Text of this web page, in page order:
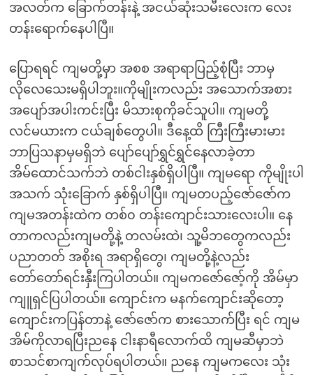
အလတ်က ခြောက်တန်းနဲ့ အငယ်ဆုံးသမီးလေးက လေး
တန်းရောက်နေပါပြီ။
ပြောရရင် ကျမတို့မှာ အစစ အရာရာပြည့်စုံပြီး ဘာမှ
လိုလေသေးမရှိပါဘူး။ကိုမျိုးကလည်း အသောက်အစား
အပျော်အပါးကင်းပြီး မိသားစုကိုခင်သူပါ။ ကျမတို့
လင်မယားက ငယ်ချစ်တွေပါ။ ဒီနေ့ထိ ကြီးကြီးမားမား
ဘာပြသနာမှမရှိဘဲ ပျော်ပျော်ရွှင်ရွှင်နေလာခဲ့တာ
အိမ်ထောင်သက်ဘဲ တစ်ငါးနှစ်ရှိပါပြီ။ ကျမရော ကိုမျိုးပါ
အသက် သုံးခြောက် နှစ်ရှိပါပြီ။ ကျမတပည့်ဇော်ဇော်က
ကျမအတန်းထဲက တစ်၀ တန်းကျောင်းသားလေးပါ။ နေ
တာကလည်းကျမတို့နဲ့ တလမ်းထဲ၊ သူ့မိဘတွေကလည်း
ပညာတတ် အစိုးရ အရာရှိတွေ၊ ကျမတို့နဲ့လည်း
တော်တော်ရင်းနှီးကြပါတယ်။ ကျမကဇော်ဇော့်ကို အိမ်မှာ
ကျူရှင်ပြပါတယ်။ ကျောင်းက မနက်ကျောင်းဆိုတော့
ကျောင်းကပြန်တာနဲ့ ဇော်ဇော်က စားသောက်ပြီး ရင် ကျမ
အိမ်ကိုလာရပြီးညနေ ငါးနာရီလောက်ထိ ကျမဆီမှာဘဲ
စာသင်စာကျက်လုပ်ရပါတယ်။ ညနေ ကျမကလေး သုံး